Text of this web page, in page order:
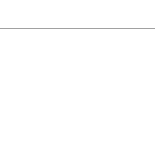
dans un nouvel onglet)